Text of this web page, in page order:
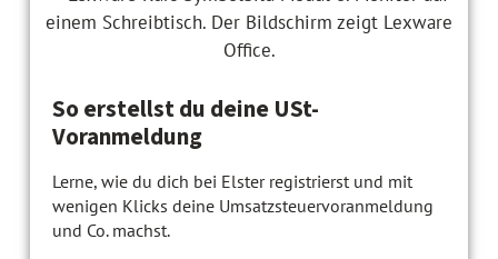
So erstellst du deine USt-
Voranmeldung
Lerne, wie du dich bei Elster registrierst und mit
wenigen Klicks deine Umsatzsteuervoranmeldung
und Co. machst.